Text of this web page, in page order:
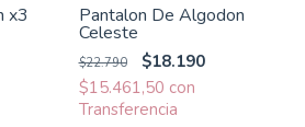
x3 Pantalon De Algodon
Celeste
$22.790
$18.190
$15.461,50 con